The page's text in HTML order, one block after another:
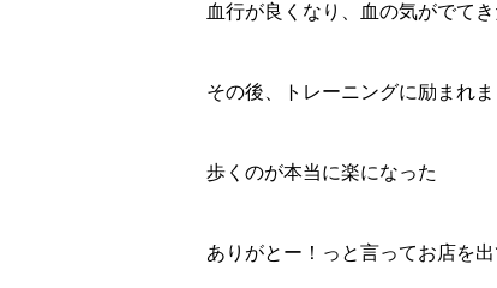
血行が良くなり、血の気がでて
その後、トレーニングに励まれま
歩くのが本当に楽になった
ありがとー！っと言ってお店を出